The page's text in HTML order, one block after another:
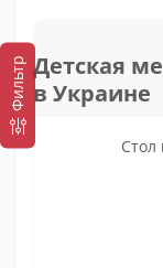
Фильтр Детская
в Украине
Стол